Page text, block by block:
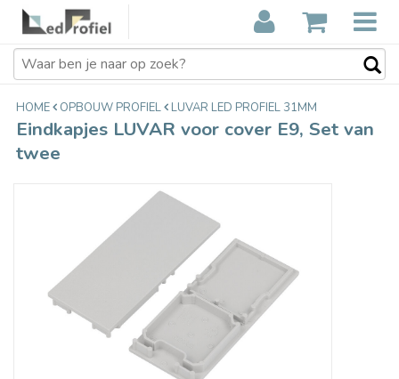
Eindkapjes LUVAR voor cover E9, Set
van twee
€3,75
HOME OPBOUW PROFIEL LUVAR LED PROFIEL 31MM
Eindkapjes LUVAR voor cover E9, Set van
twee